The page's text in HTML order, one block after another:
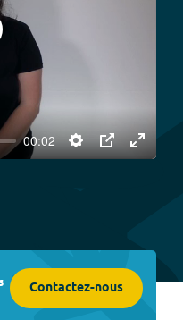
00:02
Settings
PIP
Enter
Contactez-nous